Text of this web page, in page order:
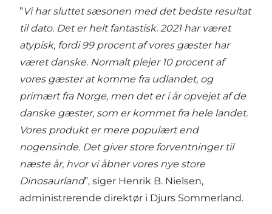
”Vi har sluttet sæsonen med det bedste resultat
til dato. Det er helt fantastisk. 2021 har været
atypisk, fordi 99 procent af vores gæster har
været danske. Normalt plejer 10 procent af
vores gæster at komme fra udlandet, og
primært fra Norge, men det er i år opvejet af de
danske gæster, som er kommet fra hele landet.
Vores produkt er mere populært end
nogensinde. Det giver store forventninger til
næste år, hvor vi åbner vores nye store
Dinosaurland”, siger Henrik B. Nielsen,
administrerende direktør i Djurs Sommerland.